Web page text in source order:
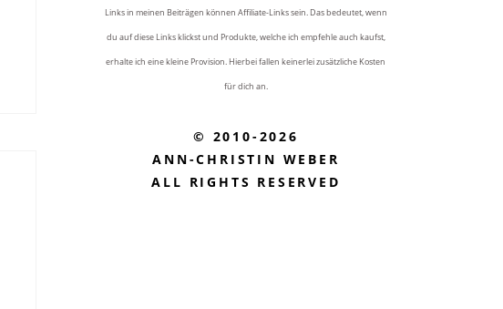
Links in meinen Beiträgen können Affiliate-Links sein. Das bedeutet, wenn
du auf diese Links klickst und Produkte, welche ich empfehle auch kaufst,
erhalte ich eine kleine Provision. Hierbei fallen keinerlei zusätzliche Kosten
für dich an.
© 2010-2026
ANN-CHRISTIN WEBER
ALL RIGHTS RESERVED